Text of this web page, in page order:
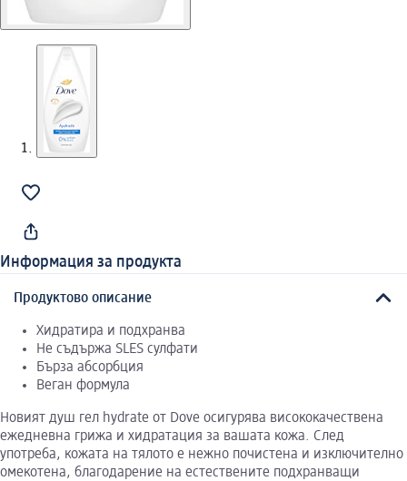
Информация за продукта
Продуктово описание
Хидратира и подхранва
Не съдържа SLES сулфати
Бърза абсорбция
Веган формула
Новият душ гел hydrate от Dove осигурява висококачествена
ежедневна грижа и хидратация за вашата кожа. След
употреба, кожата на тялото е нежно почистена и изключително
омекотена, благодарение на естествените подхранващи